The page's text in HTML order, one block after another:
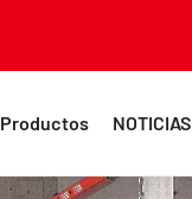
Productos NOTICIAS